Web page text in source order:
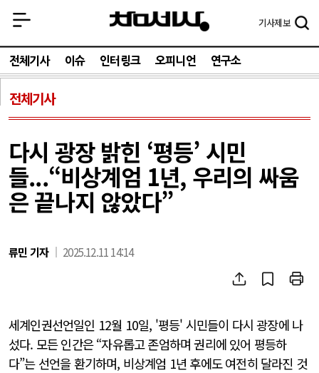
기사제보
전체기사 이슈 인터링크 오피니언 연구소
전체기사
다시 광장 밝힌 ‘평등’ 시민
들...“비상계엄 1년, 우리의 싸움
은 끝나지 않았다”
류민 기자 2025.12.11 14:14
세계인권선언일인 12월 10일, '평등' 시민들이 다시 광장에 나
섰다. 모든 인간은 “자유롭고 존엄하며 권리에 있어 평등하
다”는 선언을 환기하며, 비상계엄 1년 후에도 여전히 달라진 것